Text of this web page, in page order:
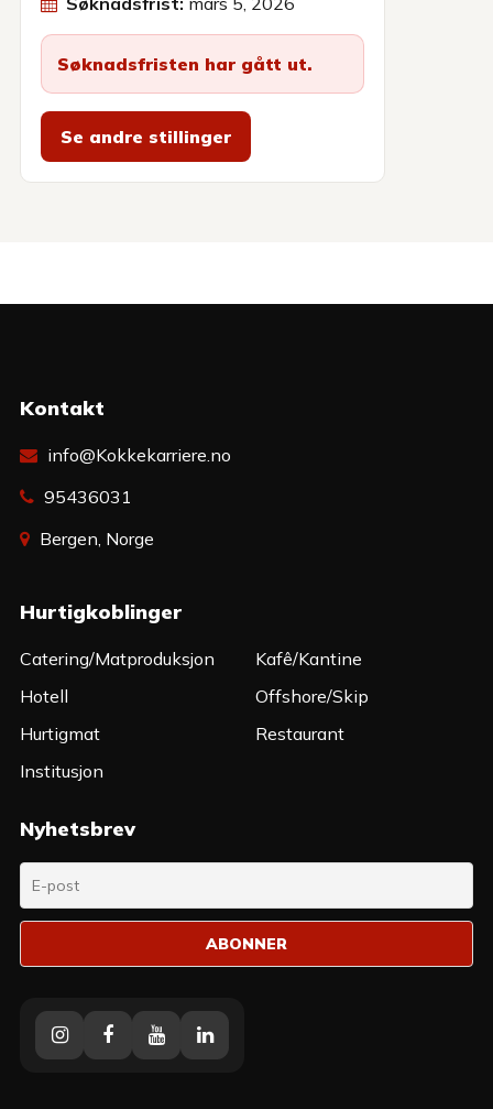
Søknadsfristen har gått ut.
Se andre stillinger
Kontakt
info@Kokkekarriere.no
95436031
Bergen, Norge
Hurtigkoblinger
Catering/Matproduksjon
Hotell
Hurtigmat
Institusjon
Kafê/Kantine
Offshore/Skip
Restaurant
Nyhetsbrev
InstagramFacebookYoutubeLinkedin